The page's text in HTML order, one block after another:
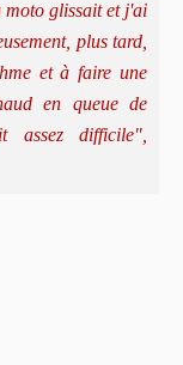
glissait et j'ai
plus tard,
et à faire une
en queue de
assez difficile",